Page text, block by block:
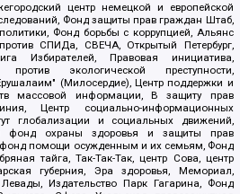
центр немецкой и европейской
Фонд защиты прав граждан Штаб,
Фонд борьбы с коррупцией, Альянс
СПИДа, СВЕЧА, Открытый Петербург,
Избирателей, Правовая инициатива,
экологической преступности,
(Милосердие), Центр поддержки и
массовой информации, В защиту прав
Центр социально-информационных
глобализации и социальных движений,
фонд охраны здоровья и защиты прав
фонд помощи осужденным и их семьям, Фонд
тайга, Так-Так-Так, центр Сова, центр
губерния, Эра здоровья, Мемориал,
Издательство Парк Гагарина, Фонд